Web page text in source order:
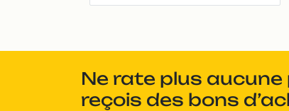
Ne rate plus
reçois des bons